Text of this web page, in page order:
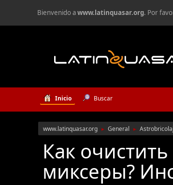
Bienvenido awww.latinquasar.org. Por
Inicio Buscar
www.latinquasar.org ► General ►
Как
миксеры?